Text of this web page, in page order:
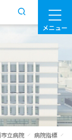
メニュー
立病院
病院指標